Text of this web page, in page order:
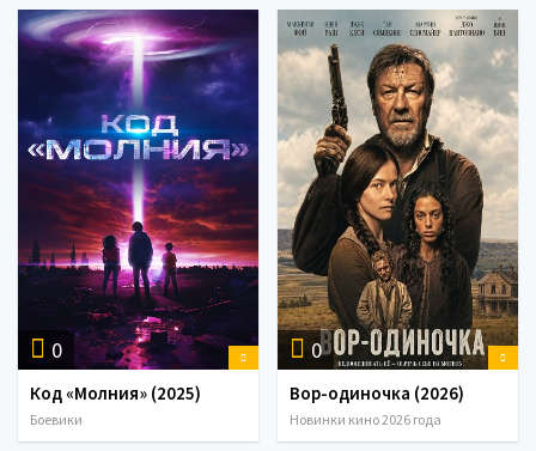
0
Код «Молния» (2025)
Боевики
0
Вор-одиночка (2026)
Новинки кино 2026 года